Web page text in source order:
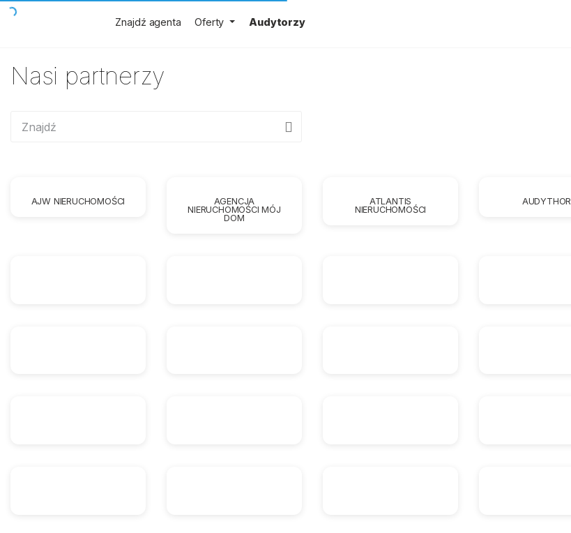
Znajdź agenta Oferty Audytorzy
Nasi partnerzy
AJW NIERUCHOMOŚCI
AGENCJA
NIERUCHOMOŚCI MÓJ
DOM
ATLANTIS
NIERUCHOMOŚCI
AUDYTHOR